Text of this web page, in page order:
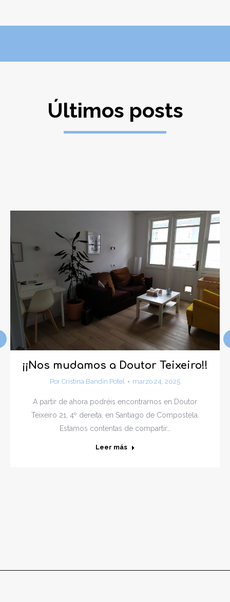
Últimos posts
¡¡Nos mudamos a Doutor Teixeiro!!
Por Cristina Bandín Potel marzo 24, 2025
A partir de ahora podréis encontrarnos en Doutor
Teixeiro 21, 4º dereita, en Santiago de Compostela.
Estamos contentas de compartir…
Leer más